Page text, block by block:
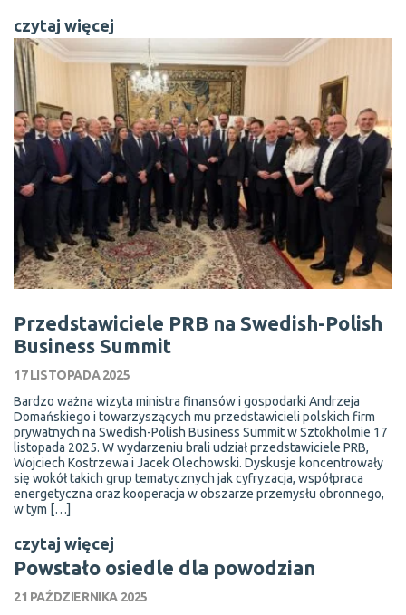
czytaj więcej
Przedstawiciele PRB na Swedish-Polish
Business Summit
17 LISTOPADA 2025
Bardzo ważna wizyta ministra finansów i gospodarki Andrzeja
Domańskiego i towarzyszących mu przedstawicieli polskich firm
prywatnych na Swedish-Polish Business Summit w Sztokholmie 17
listopada 2025. W wydarzeniu brali udział przedstawiciele PRB,
Wojciech Kostrzewa i Jacek Olechowski. Dyskusje koncentrowały
się wokół takich grup tematycznych jak cyfryzacja, współpraca
energetyczna oraz kooperacja w obszarze przemysłu obronnego,
w tym […]
czytaj więcej
Powstało osiedle dla powodzian
21 PAŹDZIERNIKA 2025